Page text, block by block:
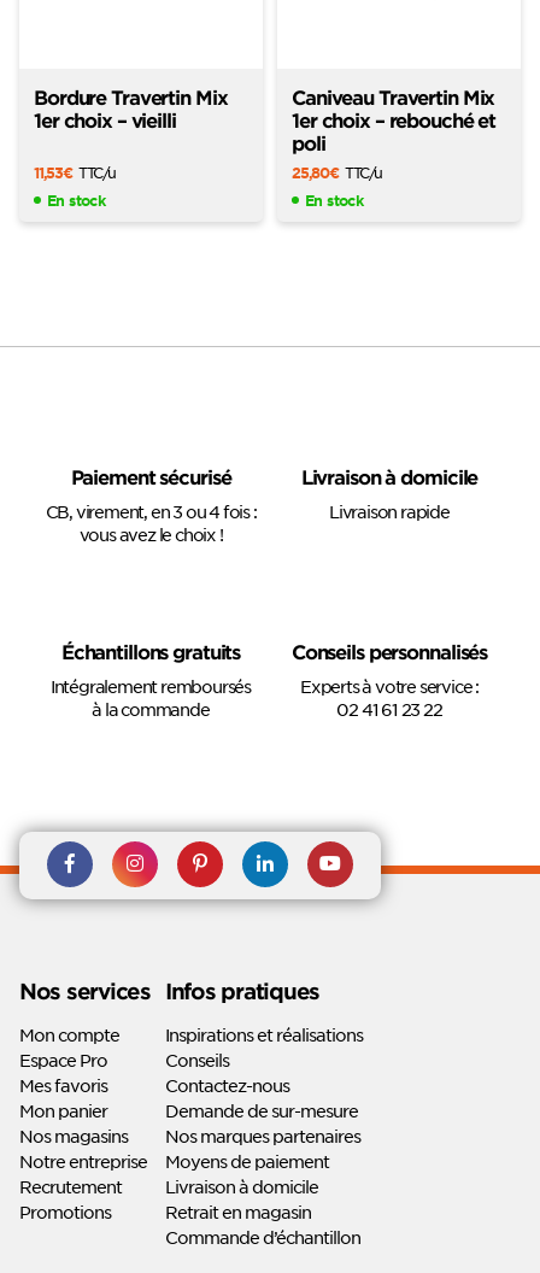
Bordure Travertin Mix
1er choix – vieilli
11,53€ TTC/u
En stock
Caniveau Travertin Mix
1er choix – rebouché et
poli
25,80€ TTC/u
En stock
Paiement sécurisé
CB, virement, en 3 ou 4 fois :
vous avez le choix !
Livraison à domicile
Livraison rapide
Échantillons gratuits
Intégralement remboursés
à la commande
Conseils personnalisés
Experts à votre service :
02 41 61 23 22
Rejoignez nous sur Facebook
Suivez-nous sur
Instagram
Suivez-nous sur
Pinterest
Suivez-
nous sur
Suivez-
nous sur
Nos services
Mon compte
Espace Pro
Mes favoris
Mon panier
Nos magasins
Notre entreprise
Recrutement
Promotions
Infos pratiques
Inspirations et réalisations
Conseils
Contactez-nous
Demande de sur-mesure
Nos marques partenaires
Moyens de paiement
Livraison à domicile
Retrait en magasin
Commande d’échantillon